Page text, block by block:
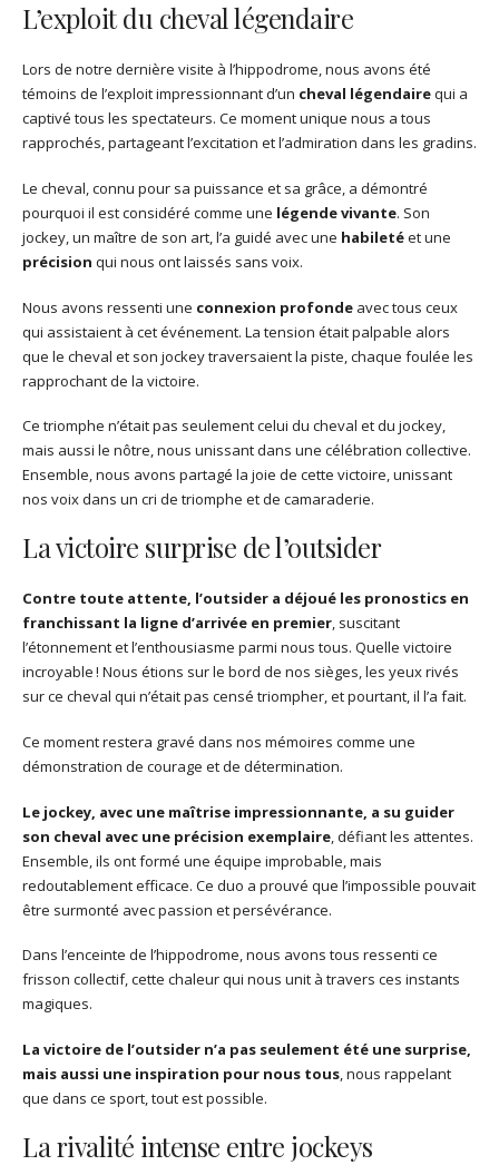
L’exploit du cheval légendaire
Lors de notre dernière visite à l’hippodrome, nous avons été
témoins de l’exploit impressionnant d’un cheval légendairequi a
captivé tous les spectateurs. Ce moment unique nous a tous
rapprochés, partageant l’excitation et l’admiration dans les gradins.
Le cheval, connu pour sa puissance et sa grâce, a démontré
pourquoi il est considéré comme une légende vivante. Son
jockey, un maître de son art, l’a guidé avec une habiletéet une
précision qui nous ont laissés sans voix.
Nous avons ressenti une connexion profonde avec tous ceux
qui assistaient à cet événement. La tension était palpable alors
que le cheval et son jockey traversaient la piste, chaque foulée les
rapprochant de la victoire.
Ce triomphe n’était pas seulement celui du cheval et du jockey,
mais aussi le nôtre, nous unissant dans une célébration collective.
Ensemble, nous avons partagé la joie de cette victoire, unissant
nos voix dans un cri de triomphe et de camaraderie.
La victoire surprise de l’outsider
Contre toute attente, l’outsider a déjoué les pronostics en
franchissant la ligne d’arrivée en premier, suscitant
l’étonnement et l’enthousiasme parmi nous tous. Quelle victoire
incroyable ! Nous étions sur le bord de nos sièges, les yeux rivés
sur ce cheval qui n’était pas censé triompher, et pourtant, il l’a fait.
Ce moment restera gravé dans nos mémoires comme une
démonstration de courage et de détermination.
Le jockey, avec une maîtrise impressionnante, a su guider
son cheval avec une précision exemplaire, défiant les attentes.
Ensemble, ils ont formé une équipe improbable, mais
redoutablement efficace. Ce duo a prouvé que l’impossible pouvait
être surmonté avec passion et persévérance.
Dans l’enceinte de l’hippodrome, nous avons tous ressenti ce
frisson collectif, cette chaleur qui nous unit à travers ces instants
magiques.
La victoire de l’outsider n’a pas seulement été une surprise,
mais aussi une inspiration pour nous tous, nous rappelant
que dans ce sport, tout est possible.
La rivalité intense entre jockeys